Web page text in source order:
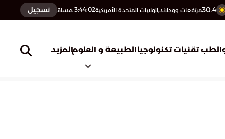
30.4مرتفعات وودلاند,الولايات المتحدة الأمريكية3:44:03 مساءً تسجيل
تقنيات تكنولوجياالطبيعة و العلومالمزيد